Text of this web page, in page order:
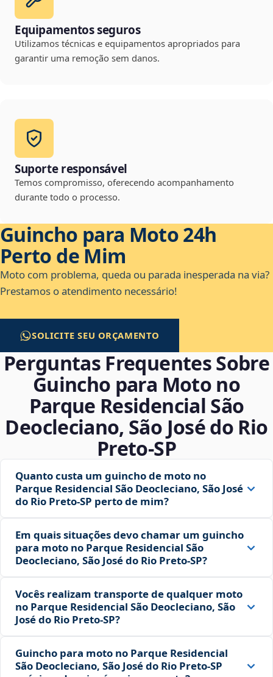
Equipamentos seguros
Utilizamos técnicas e equipamentos apropriados para
garantir uma remoção sem danos.
Suporte responsável
Temos compromisso, oferecendo acompanhamento
durante todo o processo.
Guincho para Moto 24h
Perto de Mim
Moto com problema, queda ou parada inesperada na via?
Prestamos o atendimento necessário!
SOLICITE SEU ORÇAMENTO
Perguntas Frequentes Sobre
Guincho para Moto no
Parque Residencial São
Deocleciano, São José do Rio
Preto‑SP
Quanto custa um guincho de moto no
Parque Residencial São Deocleciano, São José
do Rio Preto‑SP perto de mim?
Em quais situações devo chamar um guincho
para moto no Parque Residencial São
Deocleciano, São José do Rio Preto‑SP?
Vocês realizam transporte de qualquer moto
no Parque Residencial São Deocleciano, São
José do Rio Preto‑SP?
Guincho para moto no Parque Residencial
São Deocleciano, São José do Rio Preto‑SP